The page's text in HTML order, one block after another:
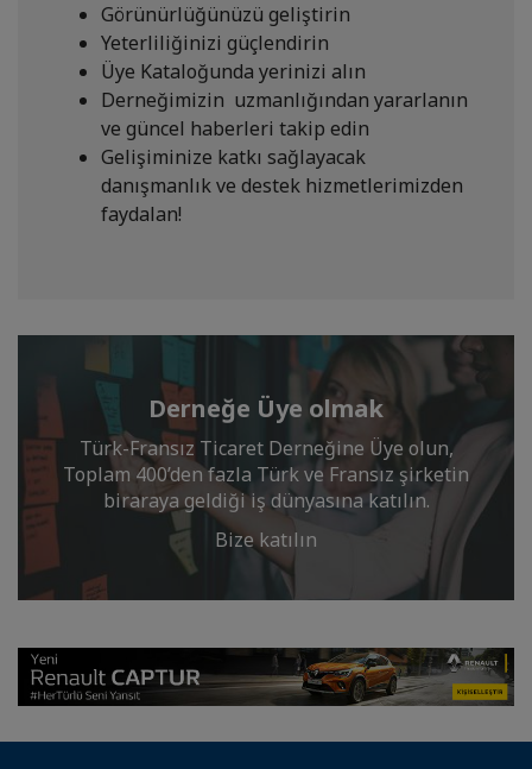
Görünürlüğünüzü geliştirin
Yeterliliğinizi güçlendirin
Üye Kataloğunda yerinizi alın
Derneğimizin uzmanlığından yararlanın
ve güncel haberleri takip edin
Gelişiminize katkı sağlayacak
danışmanlık ve destek hizmetlerimizden
faydalan!
Derneğe Üye olmak
Türk-Fransız Ticaret Derneğine Üye olun,
Toplam 400’den fazla Türk ve Fransız şirketin
biraraya geldiği iş dünyasına katılın.
Bize katılın